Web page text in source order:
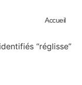
Accueil
“réglisse”